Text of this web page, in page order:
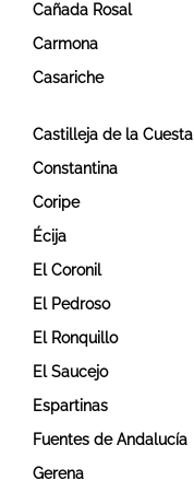
Cañada Rosal
Carmona
Casariche
Castilleja de la Cuesta
Constantina
Coripe
Écija
El Coronil
El Pedroso
El Ronquillo
El Saucejo
Espartinas
Fuentes de Andalucía
Gerena